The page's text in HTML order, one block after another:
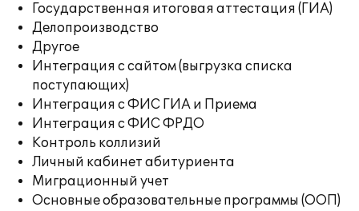
Государственная итоговая аттестация (ГИА)
Делопроизводство
Другое
Интеграция с сайтом (выгрузка списка
поступающих)
Интеграция с ФИС ГИА и Приема
Интеграция с ФИС ФРДО
Контроль коллизий
Личный кабинет абитуриента
Миграционный учет
Основные образовательные программы (ООП)